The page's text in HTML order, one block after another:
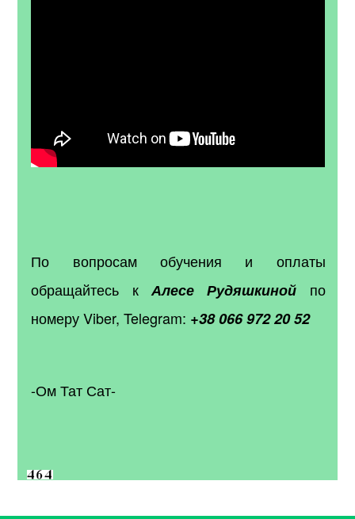
По вопросам обучения и оплаты
обращайтесь к Алесе Рудяшкиной
по
номеру Viber, Telegram: +38 066 972 20 52
-Ом Тат Сат-